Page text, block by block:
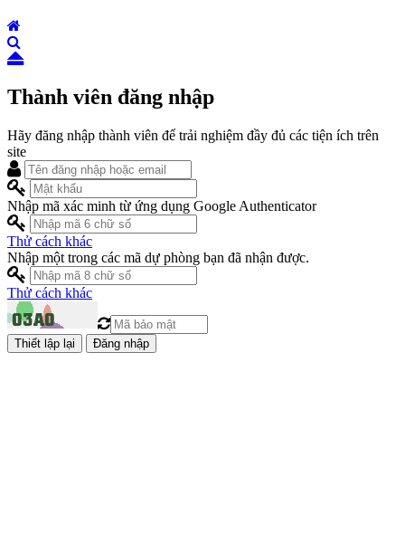
Thành viên đăng nhập
Hãy đăng nhập thành viên để trải nghiệm đầy đủ các tiện ích trên
site
Nhập mã xác minh từ ứng dụng Google Authenticator
Thử cách khác
Nhập một trong các mã dự phòng bạn đã nhận được.
Thử cách khác
Đăng nhập